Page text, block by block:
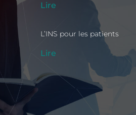
Lire
L’INS pour les patients
Lire